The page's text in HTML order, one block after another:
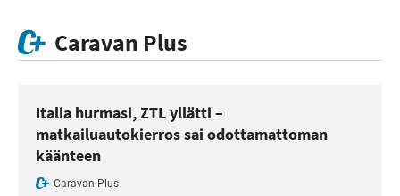
Caravan Plus
Italia hurmasi, ZTL yllätti –
matkailuautokierros sai odottamattoman
käänteen
Caravan Plus